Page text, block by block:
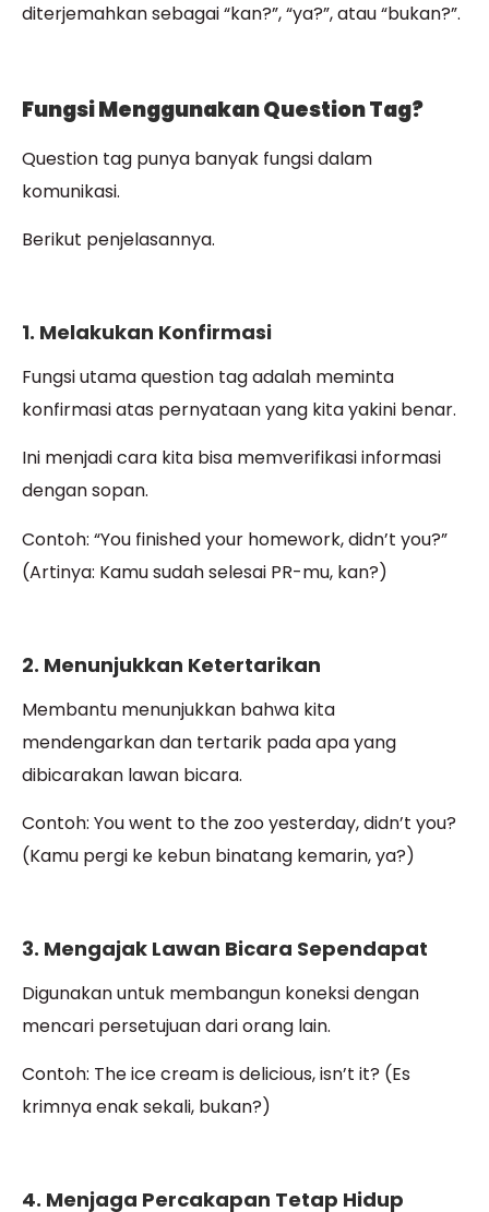
diterjemahkan sebagai “kan?”, “ya?”, atau “bukan?”.
Fungsi Menggunakan Question Tag?
Question tag punya banyak fungsi dalam
komunikasi.
Berikut penjelasannya.
1. Melakukan Konfirmasi
Fungsi utama question tag adalah meminta
konfirmasi atas pernyataan yang kita yakini benar.
Ini menjadi cara kita bisa memverifikasi informasi
dengan sopan.
Contoh: “You finished your homework, didn’t you?”
(Artinya: Kamu sudah selesai PR-mu, kan?)
2. Menunjukkan Ketertarikan
Membantu menunjukkan bahwa kita
mendengarkan dan tertarik pada apa yang
dibicarakan lawan bicara.
Contoh: You went to the zoo yesterday, didn’t you?
(Kamu pergi ke kebun binatang kemarin, ya?)
3. Mengajak Lawan Bicara Sependapat
Digunakan untuk membangun koneksi dengan
mencari persetujuan dari orang lain.
Contoh: The ice cream is delicious, isn’t it? (Es
krimnya enak sekali, bukan?)
4. Menjaga Percakapan Tetap Hidup